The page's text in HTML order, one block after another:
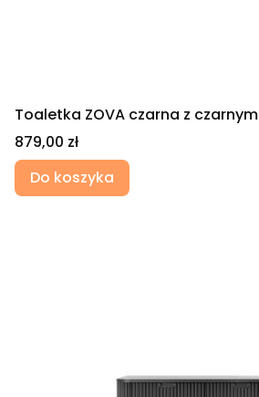
Toaletka ZOVA czarna z
Cena
879,00 zł
Do koszyka